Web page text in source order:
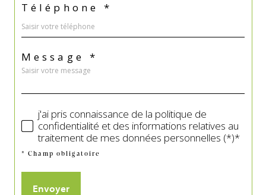
Téléphone *
Message *
j'ai pris connaissance de la politique de
confidentialité et des informations relatives au
traitement de mes données personnelles (*)*
* Champ obligatoire
Envoyer